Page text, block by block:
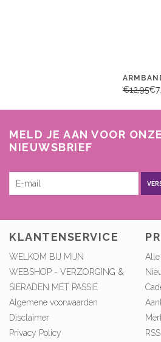
€12,95
MELD JE AAN VOOR ONZE
NIEUWSBRIEF
KLANTENSERVICE
WELKOM BIJ MIJN
WEBSHOP - VERZORGING &
SIERADEN MET PASSIE
Algemene voorwaarden
Disclaimer
Privacy Policy
Alle